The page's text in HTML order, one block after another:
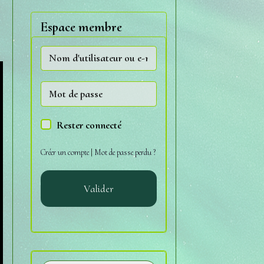
Espace membre
Rester connecté
Créer un compte| Mot de passe perdu ?
Valider